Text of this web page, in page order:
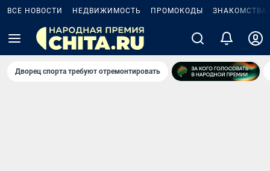
ВСЕ НОВОСТИ НЕДВИЖИМОСТЬ ПРОМОКОДЫ ЗНАКОМСТВА
Дворец спорта требуют отремонтировать